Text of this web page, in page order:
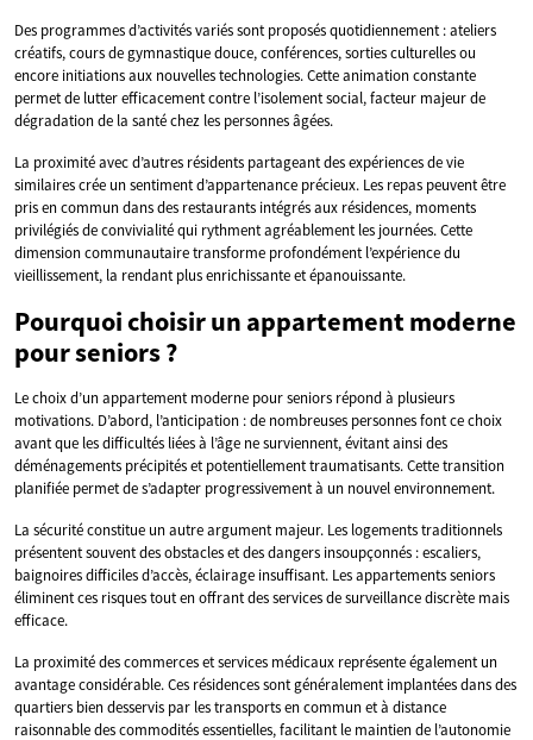
Des programmes d’activités variés sont proposés quotidiennement : ateliers
créatifs, cours de gymnastique douce, conférences, sorties culturelles ou
encore initiations aux nouvelles technologies. Cette animation constante
permet de lutter efficacement contre l’isolement social, facteur majeur de
dégradation de la santé chez les personnes âgées.
La proximité avec d’autres résidents partageant des expériences de vie
similaires crée un sentiment d’appartenance précieux. Les repas peuvent être
pris en commun dans des restaurants intégrés aux résidences, moments
privilégiés de convivialité qui rythment agréablement les journées. Cette
dimension communautaire transforme profondément l’expérience du
vieillissement, la rendant plus enrichissante et épanouissante.
Pourquoi choisir un appartement moderne
pour seniors ?
Le choix d’un appartement moderne pour seniors répond à plusieurs
motivations. D’abord, l’anticipation : de nombreuses personnes font ce choix
avant que les difficultés liées à l’âge ne surviennent, évitant ainsi des
déménagements précipités et potentiellement traumatisants. Cette transition
planifiée permet de s’adapter progressivement à un nouvel environnement.
La sécurité constitue un autre argument majeur. Les logements traditionnels
présentent souvent des obstacles et des dangers insoupçonnés : escaliers,
baignoires difficiles d’accès, éclairage insuffisant. Les appartements seniors
éliminent ces risques tout en offrant des services de surveillance discrète mais
efficace.
La proximité des commerces et services médicaux représente également un
avantage considérable. Ces résidences sont généralement implantées dans des
quartiers bien desservis par les transports en commun et à distance
raisonnable des commodités essentielles, facilitant le maintien de l’autonomie